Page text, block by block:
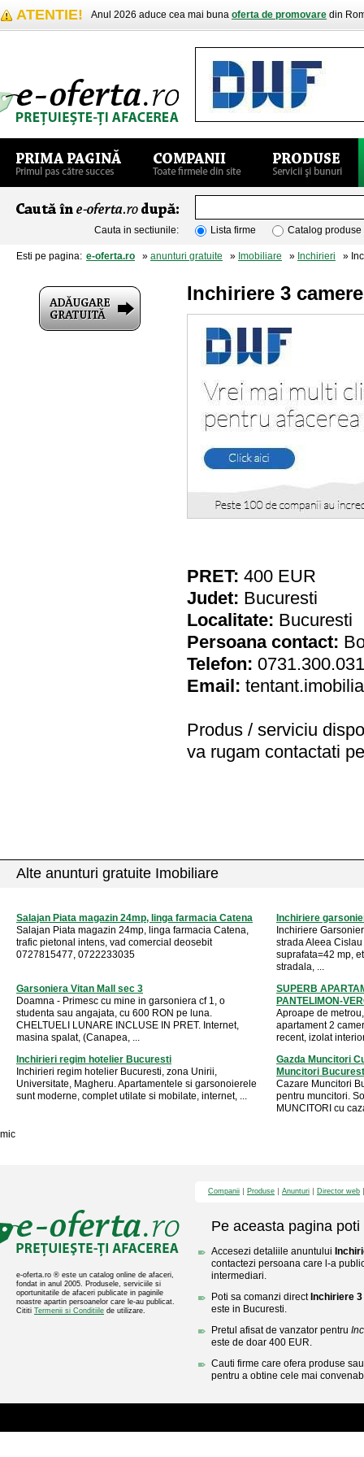
ATENTIE! Anul 2026 aduce cea mai buna oferta de promovare din
Cauta in sectiunile: Lista firme Catalog produse
Esti pe pagina: e-oferta.ro » anunturi gratuite » Imobiliare » Inchirieri »
Inchiriere 3
PRET: 400 EUR
Judet: Bucuresti
Localitate: Bucuresti
Persoana contact:
Telefon: 0731.300.031
Email:
Produs / serviciu
va rugam contactati
Alte anunturi gratuite Imobiliare
Salajan Piata magazin 24mp, linga farmacia Catena
Salajan Piata magazin 24mp, linga farmacia Catena,
trafic pietonal intens, vad comercial deosebit
0727815477, 0722233035
Inchiriere
Inchiriere
strada Aleea
suprafata=42 mp,
stradala, ...
Garsoniera Vitan Mall sec 3
Doamna - Primesc cu mine in garsoniera cf 1, o
studenta sau angajata, cu 600 RON pe luna.
CHELTUELI LUNARE INCLUSE IN PRET. Internet,
masina spalat, (Canapea, ...
SUPERB
PANTELIMON-
Aproape de
apartament 2
recent, izolat
Inchirieri regim hotelier Bucuresti
Inchirieri regim hotelier Bucuresti, zona Unirii,
Universitate, Magheru. Apartamentele si garsonoierele
sunt moderne, complet utilate si mobilate, internet, ...
Gazda Muncitori
Muncitori
Cazare Muncitori
pentru muncitori.
MUNCITORI cu
mic
e-oferta.ro ® este un catalog online de afaceri,
fondat in anul 2005. Produsele, serviciile si
oportunitatile de afaceri publicate in paginile
noastre apartin persoanelor care le-au publicat.
Cititi Termenii si Conditiile de utilizare.
Companii Produse Anunturi Director web
Pe aceasta pagina poti
Accesezi detaliile anuntului
contactezi persoana care l-a
intermediari.
Poti sa comanzi direct Inchiriere
este in Bucuresti.
Pretul afisat de vanzator pentru
este de doar 400 EUR.
Cauti firme care ofera produse
pentru a obtine cele mai